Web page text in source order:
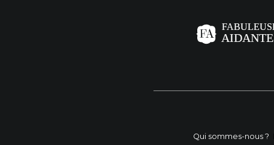
Qui sommes-nous ?